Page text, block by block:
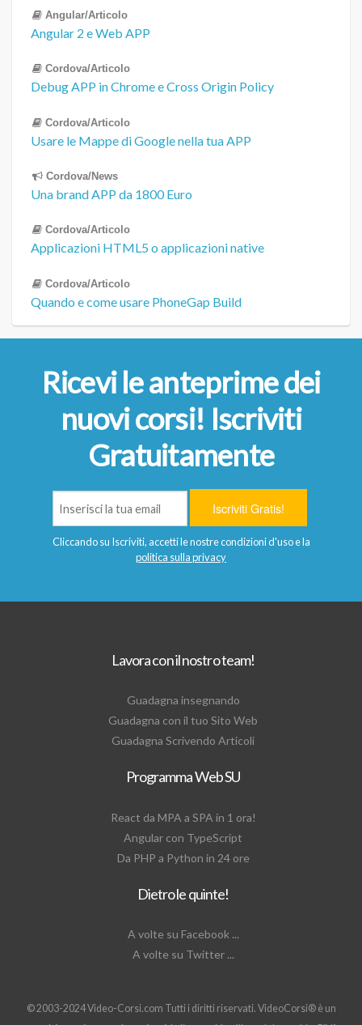
Angular/Articolo
Angular 2 e Web APP
Cordova/Articolo
Debug APP in Chrome e Cross Origin Policy
Cordova/Articolo
Usare le Mappe di Google nella tua APP
Cordova/News
Una brand APP da 1800 Euro
Cordova/Articolo
Applicazioni HTML5 o applicazioni native
Cordova/Articolo
Quando e come usare PhoneGap Build
Ricevi le anteprime dei
nuovi corsi! Iscriviti
Gratuitamente
Cliccando su Iscriviti, accetti le nostre condizioni d'uso e la
politica sulla privacy
Lavora con il nostro team!
Guadagna insegnando
Guadagna con il tuo Sito Web
Guadagna Scrivendo Articoli
Programma Web SU
React da MPA a SPA in 1 ora!
Angular con TypeScript
Da PHP a Python in 24 ore
Dietro le quinte!
A volte su Facebook ...
A volte su Twitter ...
© 2003-2024 Video-Corsi.com Tutti i diritti riservati. VideoCorsi® è un